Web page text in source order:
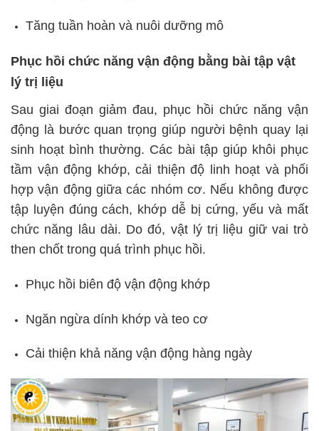
Tăng tuần hoàn và nuôi dưỡng mô
Phục hồi chức năng vận động bằng bài tập vật
lý trị liệu
Sau giai đoạn giảm đau, phục hồi chức năng vận
động là bước quan trọng giúp người bệnh quay lại
sinh hoạt bình thường. Các bài tập giúp khôi phục
tầm vận động khớp, cải thiện độ linh hoạt và phối
hợp vận động giữa các nhóm cơ. Nếu không được
tập luyện đúng cách, khớp dễ bị cứng, yếu và mất
chức năng lâu dài. Do đó, vật lý trị liệu giữ vai trò
then chốt trong quá trình phục hồi.
Phục hồi biên độ vận động khớp
Ngăn ngừa dính khớp và teo cơ
Cải thiện khả năng vận động hàng ngày